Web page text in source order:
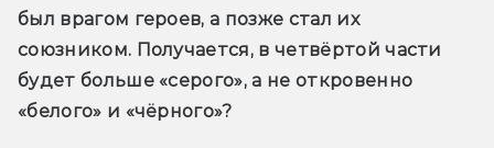
был врагом героев, а позже стал их
союзником. Получается, в четвёртой части
будет больше «серого», а не откровенно
«белого» и «чёрного»?